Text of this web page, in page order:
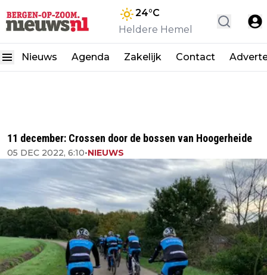
24°C
Heldere Hemel
Nieuws Agenda Zakelijk Contact
11 december: Crossen door de bossen van Hoogerheide
05 DEC 2022, 6:10•NIEUWS